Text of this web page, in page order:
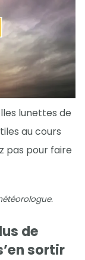
lunettes de
au cours
pas pour faire
de
sortir